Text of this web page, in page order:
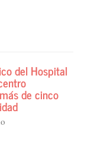
del Hospital
de cinco